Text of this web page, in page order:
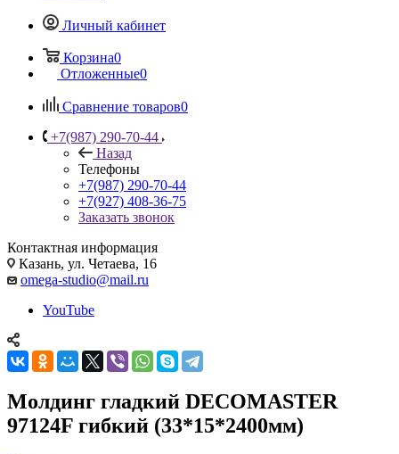
Личный кабинет
Корзина0
Отложенные0
Сравнение товаров0
+7(987) 290-70-44
Назад
Телефоны
+7(987) 290-70-44
+7(927) 408-36-75
Заказать звонок
Контактная информация
Казань, ул. Четаева, 16
omega-studio@mail.ru
YouTube
Молдинг гладкий DECOMASTER
97124F гибкий (33*15*2400мм)